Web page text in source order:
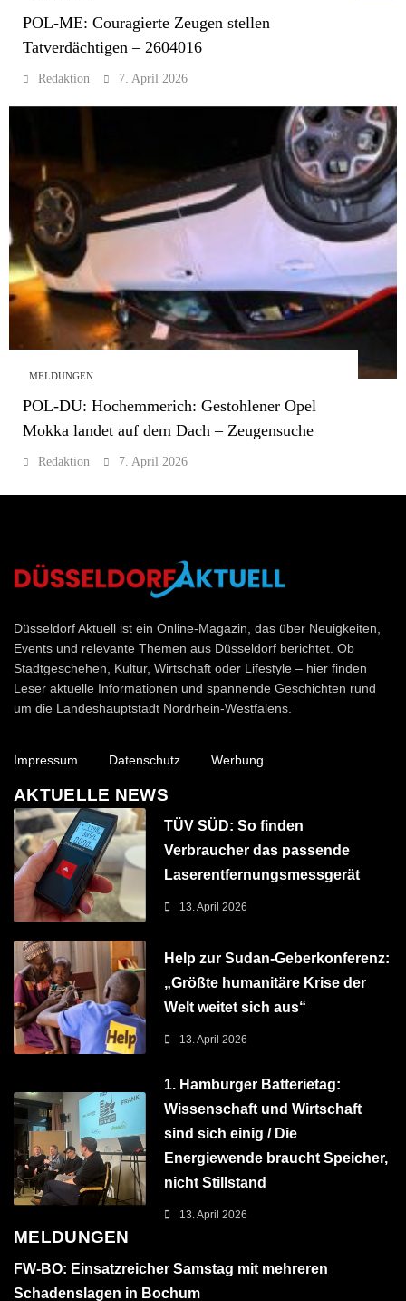
POL-ME: Couragierte Zeugen stellen
Tatverdächtigen – 2604016
Redaktion 7. April 2026
MELDUNGEN
POL-DU: Hochemmerich: Gestohlener Opel
Mokka landet auf dem Dach – Zeugensuche
Redaktion 7. April 2026
Düsseldorf Aktuell
Düsseldorf Aktuell ist ein Online-Magazin, das über Neuigkeiten,
Events und relevante Themen aus Düsseldorf berichtet. Ob
Stadtgeschehen, Kultur, Wirtschaft oder Lifestyle – hier finden
Leser aktuelle Informationen und spannende Geschichten rund
um die Landeshauptstadt Nordrhein-Westfalens.
Impressum Datenschutz Werbung
AKTUELLE NEWS
TÜV SÜD: So finden
Verbraucher das passende
Laserentfernungsmessgerät
13. April 2026
Help zur Sudan-Geberkonferenz:
„Größte humanitäre Krise der
Welt weitet sich aus“
13. April 2026
1. Hamburger Batterietag:
Wissenschaft und Wirtschaft
sind sich einig / Die
Energiewende braucht Speicher,
nicht Stillstand
13. April 2026
MELDUNGEN
FW-BO: Einsatzreicher Samstag mit mehreren
Schadenslagen in Bochum